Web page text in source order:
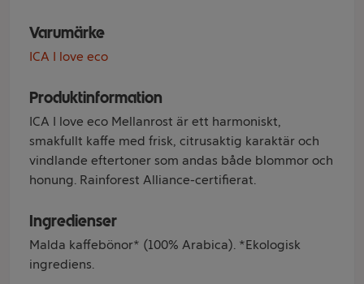
Varumärke
ICA I love eco
Produktinformation
ICA I love eco Mellanrost är ett harmoniskt,
smakfullt kaffe med frisk, citrusaktig karaktär och
vindlande eftertoner som andas både blommor och
honung. Rainforest Alliance-certifierat.
Ingredienser
Malda kaffebönor* (100% Arabica). *Ekologisk
ingrediens.